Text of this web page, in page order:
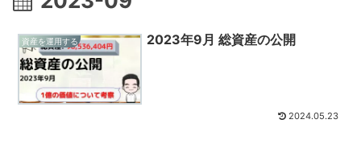
資産を運用する 2023年9月 総資産の公開
2024.05.23